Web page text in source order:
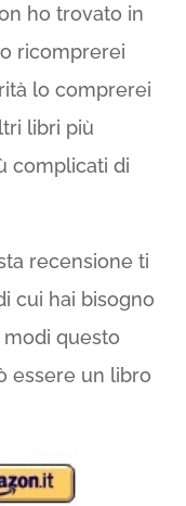
ho trovato in
ricomprerei
lo comprerei
libri più
complicati di
recensione ti
cui hai bisogno
questo
essere un libro